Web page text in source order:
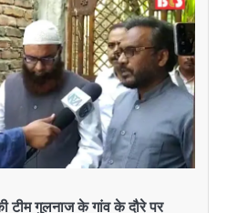
टीम गुलनाज के गांव के दौरे पर